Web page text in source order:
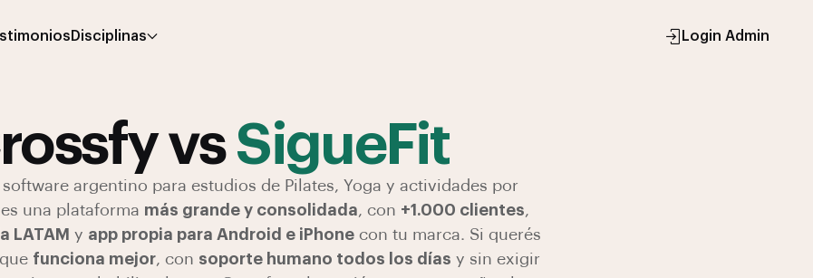
Disciplinas Login Admin
vsSigueFit
argentino para estudios de Pilates, Yoga y actividades por
una plataforma más grande y consolidada, con +1.000 clientes,
LATAM y app propia para Android e iPhonecon tu marca. Si querés
funciona mejor, con soporte humano todos los días y sin exigir